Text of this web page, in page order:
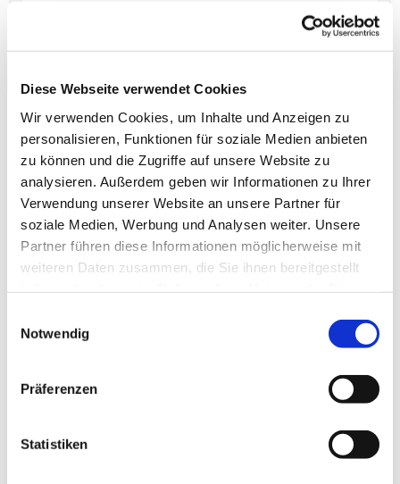
Diese Webseite verwendet Cookies
Wir verwenden Cookies, um Inhalte und Anzeigen zu
personalisieren, Funktionen für soziale Medien anbieten
zu können und die Zugriffe auf unsere Website zu
analysieren. Außerdem geben wir Informationen zu Ihrer
Verwendung unserer Website an unsere Partner für
soziale Medien, Werbung und Analysen weiter. Unsere
Partner führen diese Informationen möglicherweise mit
weiteren Daten zusammen, die Sie ihnen bereitgestellt
Notwendig
Präferenzen
Statistiken
Dies könnte Sie auch
interessieren